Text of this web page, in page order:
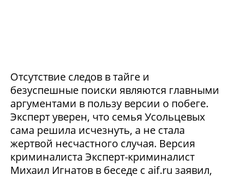
Отсутствие следов в тайге и
безуспешные поиски являются главными
аргументами в пользу версии о побеге.
Эксперт уверен, что семья Усольцевых
сама решила исчезнуть, а не стала
жертвой несчастного случая. Версия
криминалиста Эксперт-криминалист
Михаил Игнатов в беседе с aif.ru заявил,